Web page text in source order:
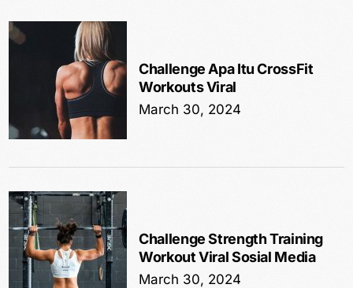
Challenge Apa Itu CrossFit
Workouts Viral
March 30, 2024
Challenge Strength Training
Workout Viral Sosial Media
March 30, 2024